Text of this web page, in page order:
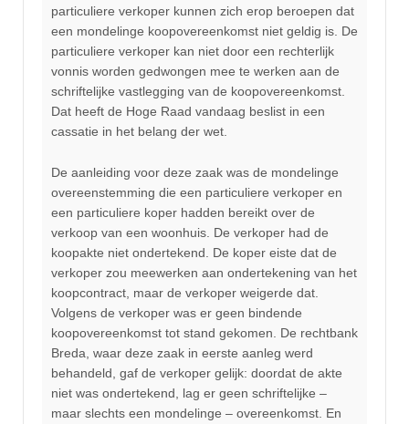
particuliere verkoper kunnen zich erop beroepen dat
een mondelinge koopovereenkomst niet geldig is. De
particuliere verkoper kan niet door een rechterlijk
vonnis worden gedwongen mee te werken aan de
schriftelijke vastlegging van de koopovereenkomst.
Dat heeft de Hoge Raad vandaag beslist in een
cassatie in het belang der wet.
De aanleiding voor deze zaak was de mondelinge
overeenstemming die een particuliere verkoper en
een particuliere koper hadden bereikt over de
verkoop van een woonhuis. De verkoper had de
koopakte niet ondertekend. De koper eiste dat de
verkoper zou meewerken aan ondertekening van het
koopcontract, maar de verkoper weigerde dat.
Volgens de verkoper was er geen bindende
koopovereenkomst tot stand gekomen. De rechtbank
Breda, waar deze zaak in eerste aanleg werd
behandeld, gaf de verkoper gelijk: doordat de akte
niet was ondertekend, lag er geen schriftelijke –
maar slechts een mondelinge – overeenkomst. En